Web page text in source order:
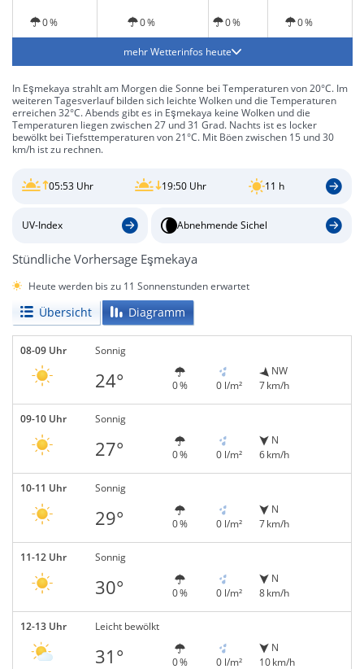
0 % 0 % 0 % 0 %
mehr Wetterinfos heute
In Eşmekaya strahlt am Morgen die Sonne bei Temperaturen von 20°C. Im
weiteren Tagesverlauf bilden sich leichte Wolken und die Temperaturen
erreichen 32°C. Abends gibt es in Eşmekaya keine Wolken und die
Temperaturen liegen zwischen 27 und 31 Grad. Nachts ist es locker
bewölkt bei Tiefsttemperaturen von 21°C. Mit Böen zwischen 15 und 30
km/h ist zu rechnen.
05:53 Uhr 19:50 Uhr 11 h
UV-Index Abnehmende Sichel
Stündliche Vorhersage Eşmekaya
Heute werden bis zu 11 Sonnenstunden erwartet
Übersicht Diagramm
08-09 Uhr Sonnig
24° 0 % 0 l/m²
NW
7 km/h
09-10 Uhr Sonnig
27° 0 % 0 l/m²
N
6 km/h
10-11 Uhr Sonnig
29° 0 % 0 l/m²
N
7 km/h
11-12 Uhr Sonnig
30° 0 % 0 l/m²
N
8 km/h
12-13 Uhr Leicht bewölkt
31° 0 % 0 l/m²
N
10 km/h